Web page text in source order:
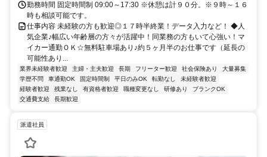
勤務時間 固定時間制 09:00～17:30 ※休憩は計９０分。※９時～１６
時も相談可能です。
仕事内容 未経験の方も歓迎◎１７時半終業！データ入力など！ ◆人
気企業♪幅広い年齢層の方々が活躍中！同業務の方もいて心強い！マ
イカー通勤ＯＫ☆無料駐車場あり♪約５ヶ月半のお仕事です（延長の
可能性あり...
業界未経験者歓迎 主婦・主夫歓迎 長期 フリーター歓迎 社会保険あり
大量募集
学歴不問
車通勤OK 固定時間制 平日のみOK 転勤なし
未経験者歓迎
経験者歓迎
残業なし 有資格者歓迎 職種変更なし 研修あり
ブランクOK
交通費支給
長期歓迎
派遣社員